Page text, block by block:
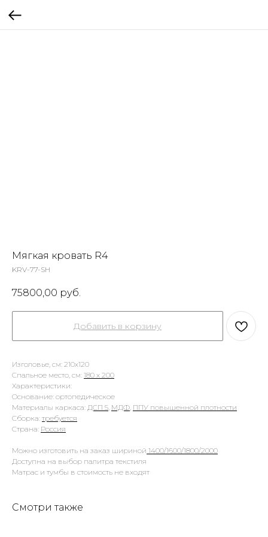
Мягкая кровать R4
KRV-77-SH
75800,00 руб.
Добавить в корзину
Изголовье, см: 210х120
Спальное место, см: 180 х 200
Характеристики:
Основание: ортопедическое
Материалы каркаса: ДСП 5, МДФ, ППУ повышенной плотности
Сборка: требуется
Страна: Россия
Можно изготовить на заказ шириной 1400/1600/1800/2000
Доступна на выбор палитра текстиля
Матрас и тумбы в стоимость не входят
Смотри также